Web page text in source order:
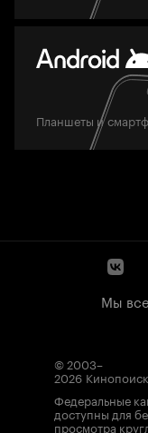
Планшеты и
Мы
© 2003–
2026 Кинопоиск
Федеральные
доступны для
просмотра